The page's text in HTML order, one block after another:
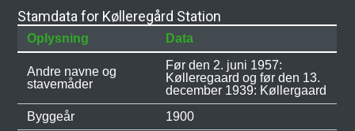
Stamdata for Kølleregård Station
Oplysning Data
Andre navne og
stavemåder
Før den 2. juni 1957:
Kølleregaard og før den 13.
december 1939: Køllergaard
Byggeår
1900